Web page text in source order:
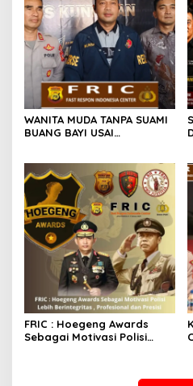
WANITA MUDA TANPA SUAMI
BUANG BAYI USAI
FRIC : Hoegeng Awards
Sebagai Motivasi Polisi